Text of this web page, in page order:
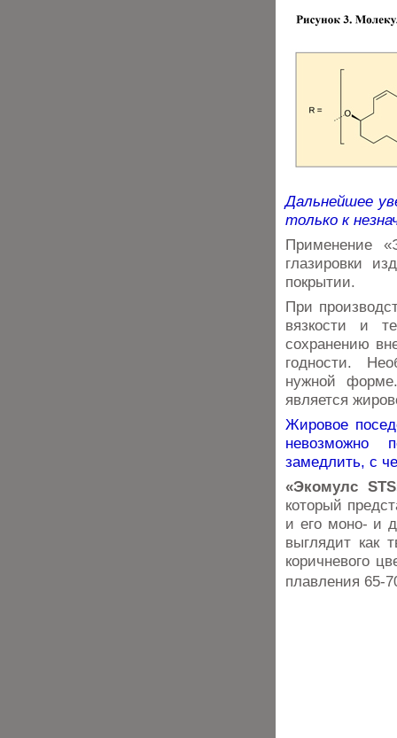
Дальнейшее
только к
Применение
глазировки
покрытии.
При
вязкости и
сохранению
годности.
нужной
является
Жировое
невозможно
замедлить, с
«Экомулс
который
и его моно- и
выглядит как
коричневого
плавления